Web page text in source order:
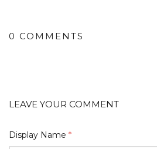
0 COMMENTS
LEAVE YOUR COMMENT
Display Name *